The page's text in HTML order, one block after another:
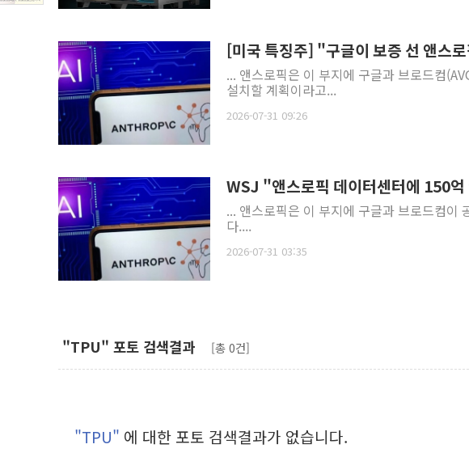
[미국 특징주] "구글이 보증 선 앤스
... 앤스로픽은 이 부지에 구글과 브로드컴
설치할 계획이라고...
2026-07-31 09:26
WSJ "앤스로픽 데이터센터에 150
... 앤스로픽은 이 부지에 구글과 브로드컴이
다....
2026-07-31 03:35
"TPU" 포토 검색결과 [총 0건]
"TPU" 에 대한 포토 검색결과가 없습니다.